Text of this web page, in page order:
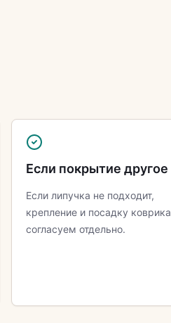
Если покрытие другое
Если липучка не подходит,
крепление и посадку коврика
согласуем отдельно.